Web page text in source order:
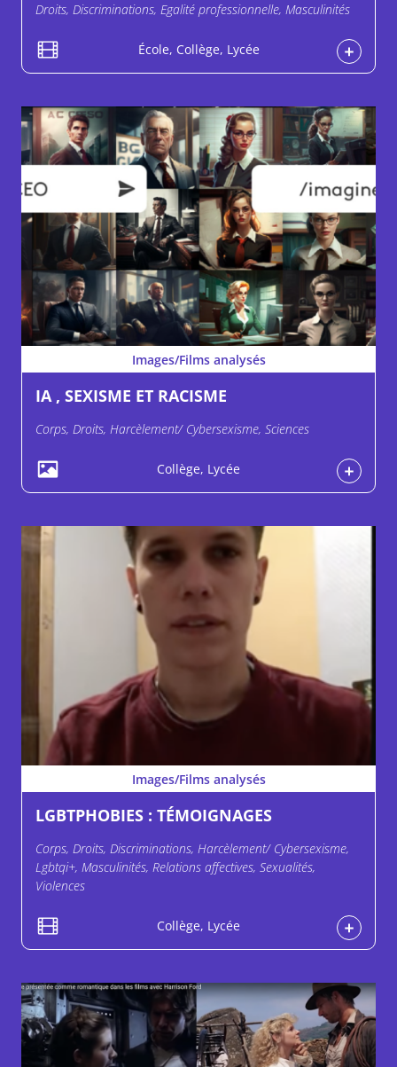
Droits, Discriminations, Egalité professionnelle, Masculinités
École, Collège, Lycée
Images/Films analysés
IA , SEXISME ET RACISME
Corps, Droits, Harcèlement/ Cybersexisme, Sciences
Collège, Lycée
Images/Films analysés
LGBTPHOBIES : TÉMOIGNAGES
Corps, Droits, Discriminations, Harcèlement/ Cybersexisme,
Lgbtqi+, Masculinités, Relations affectives, Sexualités,
Violences
Collège, Lycée